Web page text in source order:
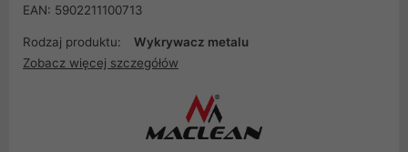
EAN: 5902211100713
Rodzaj produktu:
Wykrywacz metalu
Zobacz więcej szczegółów